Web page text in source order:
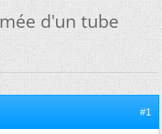
d'un tube
#1